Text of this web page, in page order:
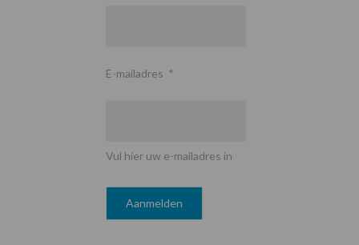
E-mailadres *
Vul hier uw e-mailadres in